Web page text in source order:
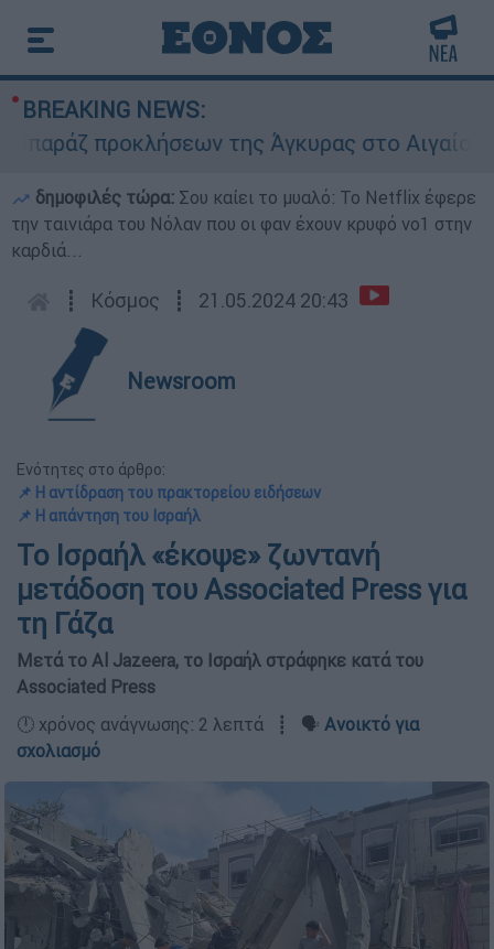
BREAKING NEWS:
προκλήσεων της Άγκυρας στο Αιγαίο:
δημοφιλές τώρα: Σου καίει το μυαλό: Το Netflix έφερε
την ταινιάρα του Νόλαν που οι φαν έχουν κρυφό νο1 στην
καρδιά...
┋ Κόσμος ┋ 21.05.2024 20:43
Newsroom
Ενότητες στο άρθρο:
📌 Η αντίδραση του πρακτορείου ειδήσεων
📌 Η απάντηση του Ισραήλ
Το Ισραήλ «έκοψε» ζωντανή
μετάδοση του Associated Press για
τη Γάζα
Μετά το Al Jazeera, το Ισραήλ στράφηκε κατά του
Associated Press
🕛 χρόνος ανάγνωσης: 2 λεπτά ┋ 🗣️ Ανοικτό για
σχολιασμό